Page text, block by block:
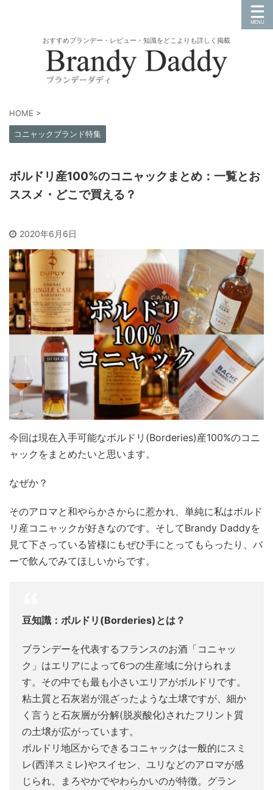
おすすめブランデー・レビュー・知識をどこよりも詳しく掲載
HOME >
コニャックブランド特集
ボルドリ産100%のコニャックまとめ：一覧とお
ススメ・どこで買える？
2020年6月6日
今回は現在入手可能なボルドリ(Borderies)産100%のコニ
ャックをまとめたいと思います。
なぜか？
そのアロマと和やらかさからに惹かれ、単純に私はボルド
リ産コニャックが好きなのです。そしてBrandy Daddyを
見て下さっている皆様にもぜひ手にとってもらったり、バ
ーで飲んでみてほしいからです。
豆知識：ボルドリ(Borderies)とは？
ブランデーを代表するフランスのお酒「コニャッ
ク」はエリアによって6つの生産域に分けられま
す。その中でも最も小さいエリアがボルドリです。
粘土質と石灰岩が混ざったような土壌ですが、細か
く言うと石灰層が分解(脱炭酸化)されたフリント質
の土壌が広がっています。
ボルドリ地区からできるコニャックは一般的にスミ
レ(西洋スミレ)やスイセン、ユリなどのアロマが感
じられ、まろやかでやわらかいのが特徴。グラン